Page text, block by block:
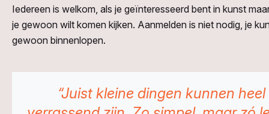
Iedereen is welkom, als je geïnteresseerd bent in kunst
je gewoon wilt komen kijken. Aanmelden is niet nodig, je
gewoon binnenlopen.
“Juist kleine dingen kunnen heel